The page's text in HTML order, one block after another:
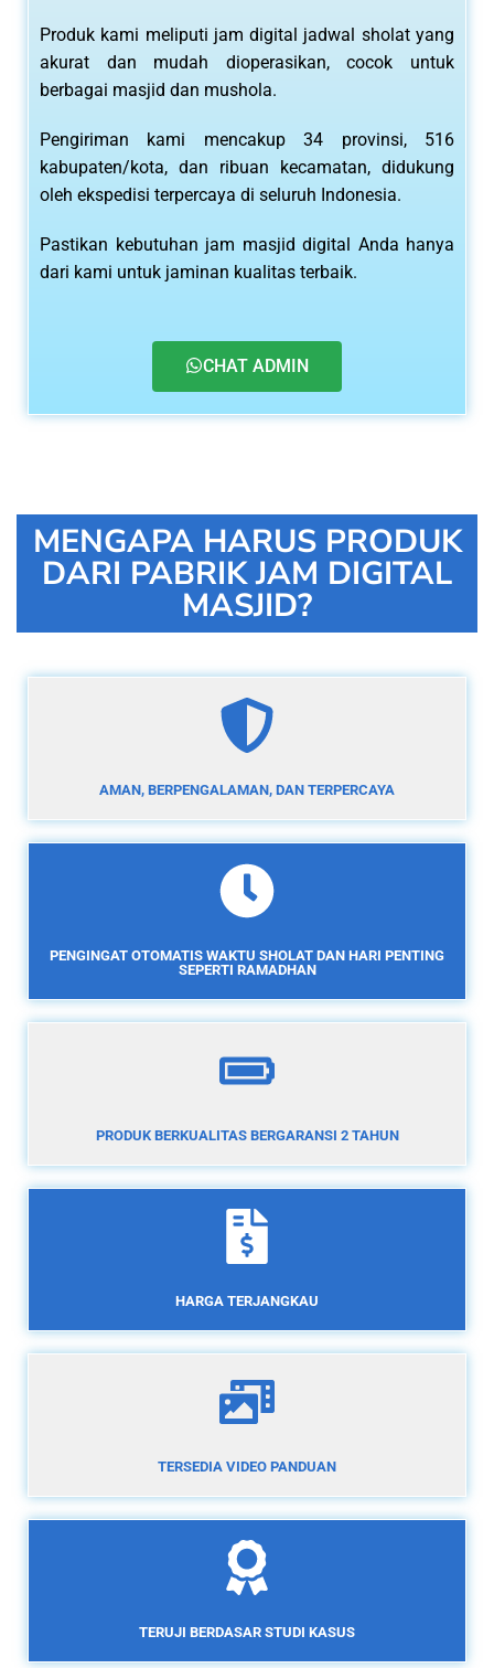
Produk kami meliputi jam digital jadwal sholat yang
akurat dan mudah dioperasikan, cocok untuk
berbagai masjid dan mushola.
Pengiriman kami mencakup 34 provinsi, 516
kabupaten/kota, dan ribuan kecamatan, didukung
oleh ekspedisi terpercaya di seluruh Indonesia.
Pastikan kebutuhan jam masjid digital Anda hanya
dari kami untuk jaminan kualitas terbaik.
CHAT ADMIN
MENGAPA HARUS PRODUK
DARI PABRIK JAM DIGITAL
MASJID?
AMAN, BERPENGALAMAN, DAN TERPERCAYA
PENGINGAT OTOMATIS WAKTU SHOLAT DAN HARI PENTING
SEPERTI RAMADHAN
PRODUK BERKUALITAS BERGARANSI 2 TAHUN
HARGA TERJANGKAU
TERSEDIA VIDEO PANDUAN
TERUJI BERDASAR STUDI KASUS